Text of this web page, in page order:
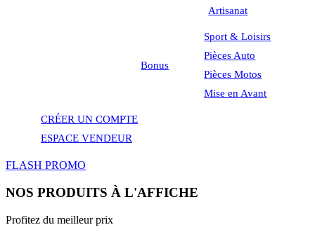
Artisanat
Bonus
Sport & Loisirs
Pièces Auto
Pièces Motos
Mise en Avant
CRÉER UN COMPTE
ESPACE VENDEUR
FLASH PROMO
NOS PRODUITS À L'AFFICHE
Profitez du meilleur prix